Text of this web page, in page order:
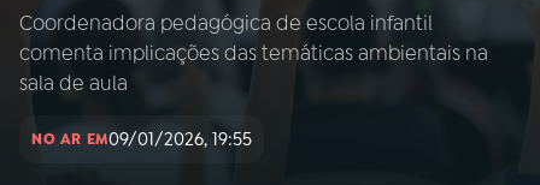
AO VIVO
Coordenadora pedagógica de escola infantil
comenta implicações das temáticas ambientais na
sala de aula
NO AR EM09/01/2026, 19:55